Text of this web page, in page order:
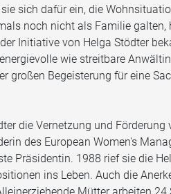
sich dafür ein, die
noch nicht als Familie galten,
Initiative von Helga Stödter
wie streitbare
großen Begeisterung für eine
die Vernetzung und
des European Women's
Präsidentin. 1988 rief sie die
ins Leben. Auch die